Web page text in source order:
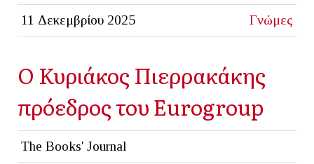
11 Δεκεμβρίου 2025 Γνώμες
Ο Κυριάκος Πιερρακάκης
πρόεδρος του Eurogroup
The Books' Journal